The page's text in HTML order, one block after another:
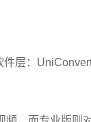
层：